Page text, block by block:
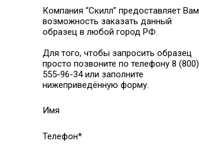
Компания “Скилл” предоставляет Вам
возможность заказать данный
образец в любой город РФ.
Для того, чтобы запросить образец
просто позвоните по телефону 8 (800)
555-96-34 или заполните
нижеприведённую форму.
Имя
Телефон*